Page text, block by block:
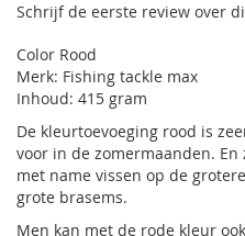
de
gallerij
Schrijf de eerste review over
Color Rood
Merk: Fishing tackle max
Inhoud: 415 gram
De kleurtoevoeging rood is
voor in de zomermaanden.
met name vissen op de
grote brasems.
Men kan met de rode kleur